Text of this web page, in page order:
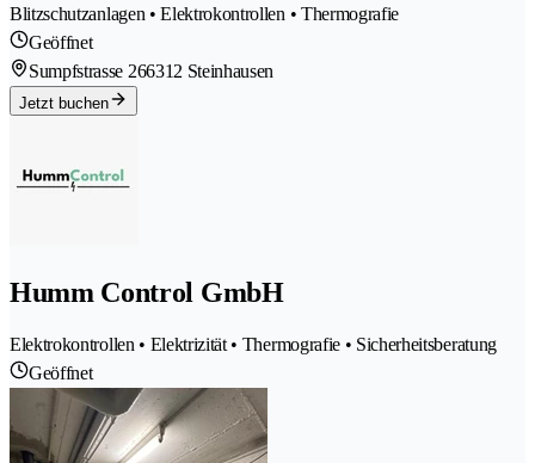
Blitzschutzanlagen • Elektrokontrollen • Thermografie
Geöffnet
Sumpfstrasse 266312 Steinhausen
Jetzt buchen
Humm Control GmbH
Elektrokontrollen • Elektrizität • Thermografie • Sicherheitsberatung
Geöffnet